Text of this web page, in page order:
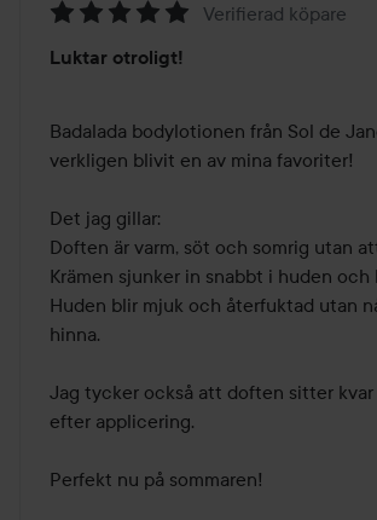
5
5
Verifierad köpare
Luktar otroligt!
Badalada bodylotionen från Sol de
verkligen blivit en av mina favoriter!
Det jag gillar:
Doften är varm, söt och somrig utan
Krämen sjunker in snabbt i huden och
Huden blir mjuk och återfuktad utan
hinna.
Jag tycker också att doften sitter
efter applicering.
Perfekt nu på sommaren!